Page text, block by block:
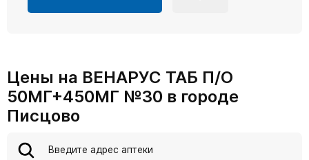
Цены на ВЕНАРУС ТАБ П/О
50МГ+450МГ №30 в городе
Писцово